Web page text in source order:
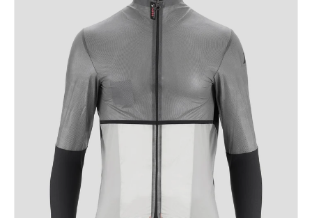
PASSA ALLE INFORMAZIONI SUL PRODOTTO